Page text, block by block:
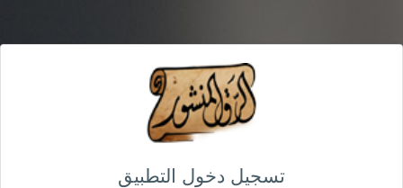
تسجيل دخول التطبيق